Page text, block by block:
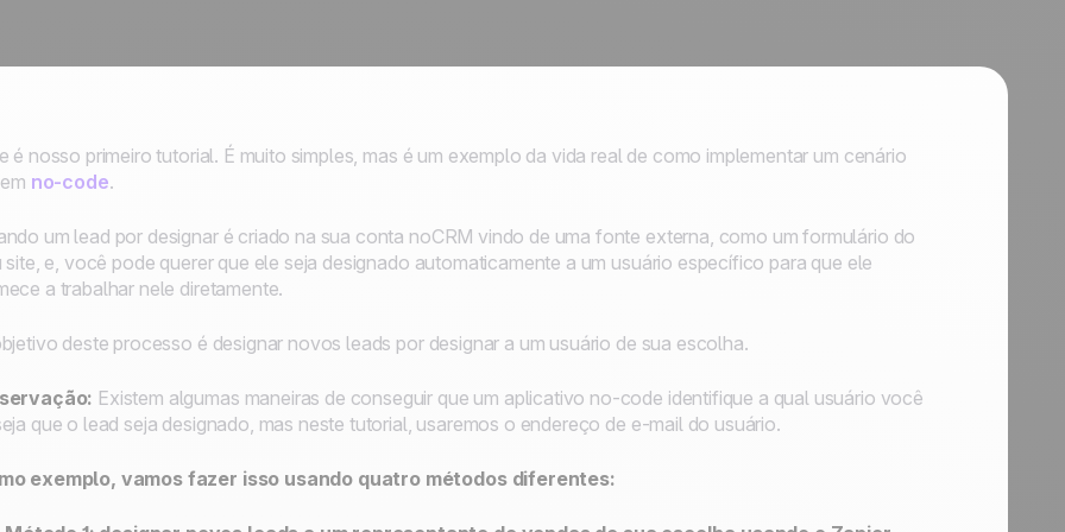
é nosso primeiro tutorial. É muito simples, mas é um exemplo da vida real de como implementar um cenário
no-code.
um lead por designar é criado na sua conta noCRM vindo de uma fonte externa, como um formulário do
site, e, você pode querer que ele seja designado automaticamente a um usuário específico para que ele
a trabalhar nele diretamente.
deste processo é designar novos leads por designar a um usuário de sua escolha.
Existem algumas maneiras de conseguir que um aplicativo no-code identifique a qual usuário você
que o lead seja designado, mas neste tutorial, usaremos o endereço de e-mail do usuário.
exemplo, vamos fazer isso usando quatro métodos diferentes: